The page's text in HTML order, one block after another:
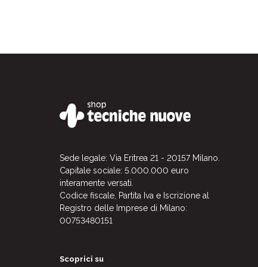
Sede legale: Via Eritrea 21 - 20157 Milano.
Capitale sociale: 5.000.000 euro
interamente versati.
Codice fiscale, Partita Iva e Iscrizione al
Registro delle Imprese di Milano:
00753480151
Scoprici su